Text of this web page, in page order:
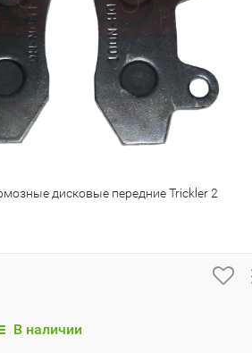
дисковые передние Trickler 2
В наличии